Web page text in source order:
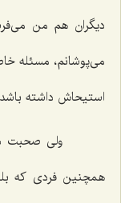
دیگران هم من
می‌پوشانم، مسئله
استیحاش داشته
ولی صحبت
همچنین فردی كه